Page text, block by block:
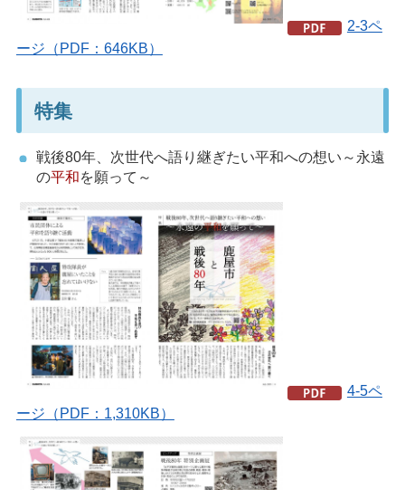
2-3ペ
ージ（PDF：646KB）
特集
戦後80年、次世代へ語り継ぎたい平和への想い～永遠
の平和を願って～
4-5ペ
ージ（PDF：1,310KB）